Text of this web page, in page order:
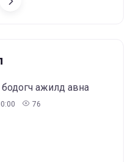
бодогч ажилд авна
76